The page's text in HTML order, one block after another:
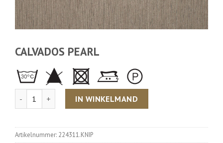
CALVADOS PEARL
Aantal IN WINKELMAND
Artikelnummer: 224311.KNIP